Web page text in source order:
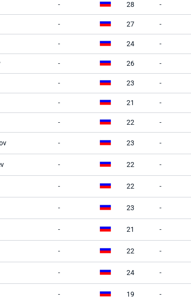
- 28 -
- 27 -
- 24 -
- 26 -
- 23 -
- 21 -
- 22 -
- 23 -
- 22 -
- 22 -
- 23 -
- 21 -
- 22 -
- 24 -
- 19 -